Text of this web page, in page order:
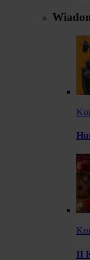
II